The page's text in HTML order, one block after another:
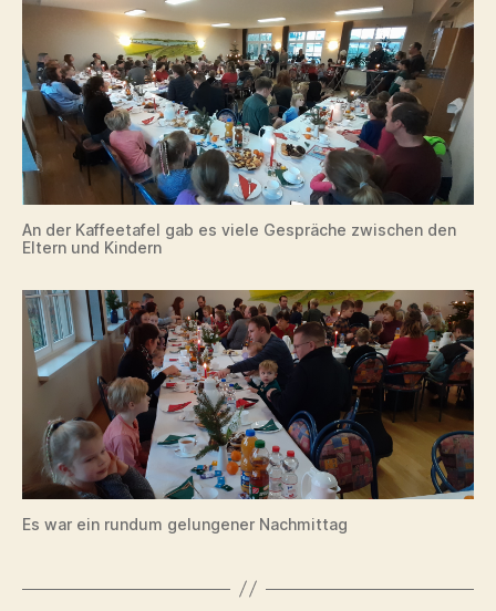
An der Kaffeetafel gab es viele Gespräche zwischen den
Eltern und Kindern
Es war ein rundum gelungener Nachmittag